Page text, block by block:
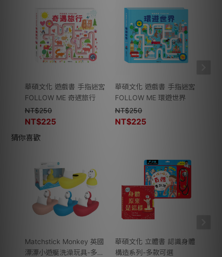
華碩文化 遊戲書 手指迷宮
FOLLOW ME 奇遇旅行
NT$250
NT$225
華碩文化 遊戲書 手指迷宮
FOLLOW ME 環遊世界
NT$250
NT$225
猜你喜歡
Matchstick Monkey 英國
漂漂小遊艇洗澡玩具-多款
華碩文化 立體書 認識身體
構造系列-多款可選